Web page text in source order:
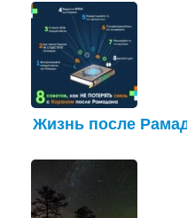
Жизнь после